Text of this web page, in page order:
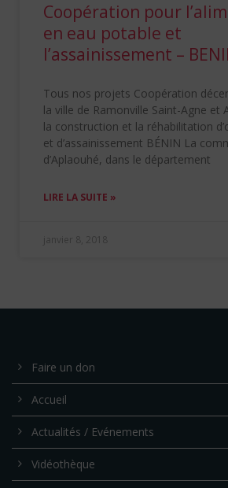
Coopération pour
en eau potable et
l’assainissement –
Tous nos projets Coopération
la ville de Ramonville Saint-Agne et
la construction et la réhabilitation
et d’assainissement BÉNIN La
d’Aplaouhé, dans le département
LIRE LA SUITE »
janvier 8, 2018
Faire un don
Accueil
Actualités / Evénements
Vidéothèque